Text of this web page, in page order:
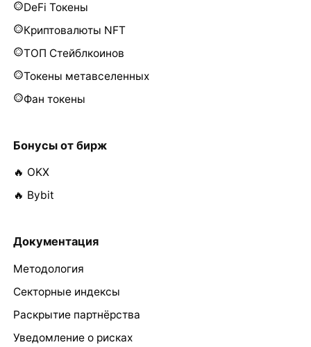
DeFi Токены
Криптовалюты NFT
ТОП Стейблкоинов
Токены метавселенных
Фан токены
Бонусы от бирж
🔥 OKX
🔥 Bybit
Документация
Методология
Секторные индексы
Раскрытие партнёрства
Уведомление о рисках